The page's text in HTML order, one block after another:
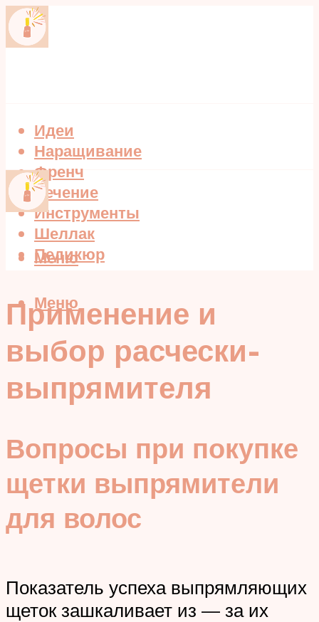
Идеи
Наращивание
Френч
Лечение
Инструменты
Шеллак
Педикюр
Меню
Меню
Применение и
выбор расчески-
выпрямителя
Вопросы при покупке
щетки выпрямители
для волос
Показатель успеха выпрямляющих
щеток зашкаливает из — за их